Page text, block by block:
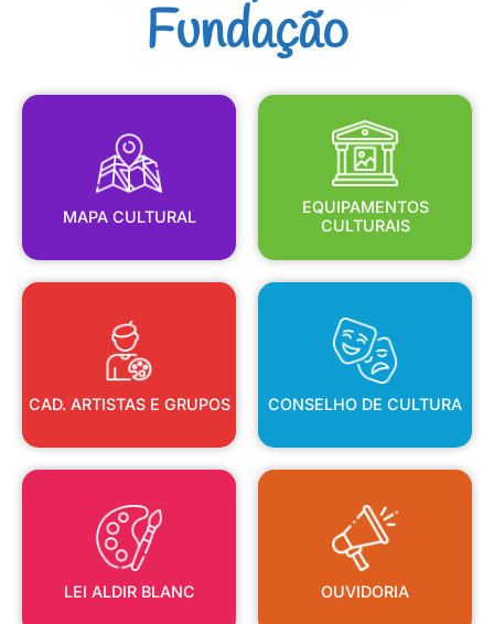
Fundação
MAPA CULTURAL
MAPA CULTURAL
EQUIPAMENTOS
CULTURAIS
EQUIPAMENTOS
CULTURAIS
CAD. ARTISTAS E GRUPOS
CAD. ARTISTAS E GRUPOS
CONSELHO DE CULTURA
CONSELHO DE CULTURA
LEI ALDIR BLANC
LEI ALDIR BLANC
OUVIDORIA
OUVIDORIA